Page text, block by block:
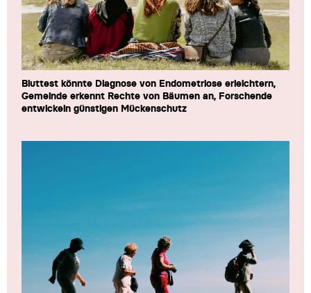
Bluttest könnte Diagnose von Endometriose erleichtern,
Gemeinde erkennt Rechte von Bäumen an, Forschende
entwickeln günstigen Mückenschutz